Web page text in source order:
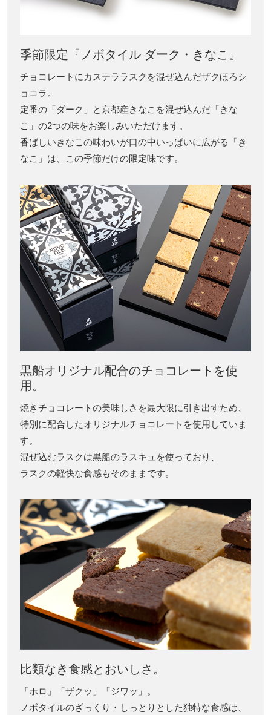
季節限定『ノボタイル ダーク・きなこ』
チョコレートにカステララスクを混ぜ込んだザクほろシ
ョコラ。
定番の「ダーク」と京都産きなこを混ぜ込んだ「きな
こ」の2つの味をお楽しみいただけます。
香ばしいきなこの味わいが口の中いっぱいに広がる「き
なこ」は、この季節だけの限定味です。
黒船オリジナル配合のチョコレートを使
用。
焼きチョコレートの美味しさを最大限に引き出すため、
特別に配合したオリジナルチョコレートを使用していま
す。
混ぜ込むラスクは黒船のラスキュを使っており、
ラスクの軽快な食感もそのままです。
比類なき食感とおいしさ。
「ホロ」「ザクッ」「ジワッ」。
ノボタイルのざっくり・しっとりとした独特な食感は、